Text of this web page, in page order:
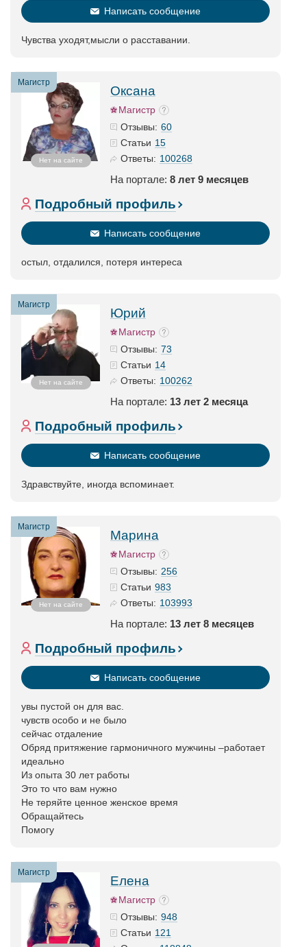
Написать сообщение
Чувства уходят,мысли о расставании.
Магистр
Нет на сайте
Оксана
Магистр
Отзывы: 60
Статьи 15
Ответы: 100268
На портале: 8 лет 9 месяцев
Подробный профиль
Написать сообщение
остыл, отдалился, потеря интереса
Магистр
Нет на сайте
Юрий
Магистр
Отзывы: 73
Статьи 14
Ответы: 100262
На портале: 13 лет 2 месяца
Подробный профиль
Написать сообщение
Здравствуйте, иногда вспоминает.
Магистр
Нет на сайте
Марина
Магистр
Отзывы: 256
Статьи 983
Ответы: 103993
На портале: 13 лет 8 месяцев
Подробный профиль
Написать сообщение
увы пустой он для вас.
чувств особо и не было
сейчас отдаление
Обряд притяжение гармоничного мужчины –работает
идеально
Из опыта 30 лет работы
Это то что вам нужно
Не теряйте ценное женское время
Обращайтесь
Помогу
Магистр
Елена
Магистр
Отзывы: 948
Статьи 121